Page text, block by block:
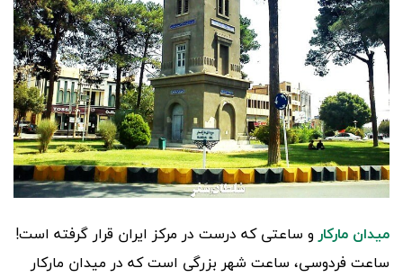
میدان مارکار و ساعتی که درست در مرکز ایران قرار گرفته است!
ساعت فردوسی، ساعت شهر بزرگی است که در میدان مارکار